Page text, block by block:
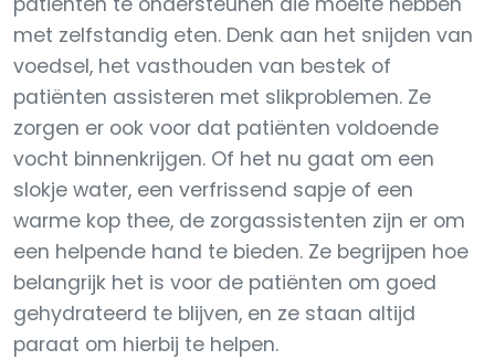
met zelfstandig eten. Denk aan het snijden van
voedsel, het vasthouden van bestek of
patiënten assisteren met slikproblemen. Ze
zorgen er ook voor dat patiënten voldoende
vocht binnenkrijgen. Of het nu gaat om een
slokje water, een verfrissend sapje of een
warme kop thee, de zorgassistenten zijn er om
een helpende hand te bieden. Ze begrijpen hoe
belangrijk het is voor de patiënten om goed
gehydrateerd te blijven, en ze staan altijd
paraat om hierbij te helpen.